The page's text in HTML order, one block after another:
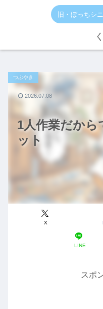
旧・ぼっちシ
1人作業だから
ット
つぶやき
X
LINE
2026.07.08
スポ